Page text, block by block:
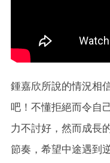
鍾嘉欣所說的情況相
吧！不懂拒絕而令自
力不討好，然而成長
節奏，希望中途遇到